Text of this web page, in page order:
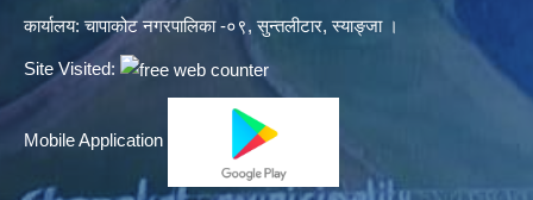
कार्यालय: चापाकोट नगरपालिका -०९, सुन्तलीटार, स्याङ्जा ।
Site Visited:
Mobile Application